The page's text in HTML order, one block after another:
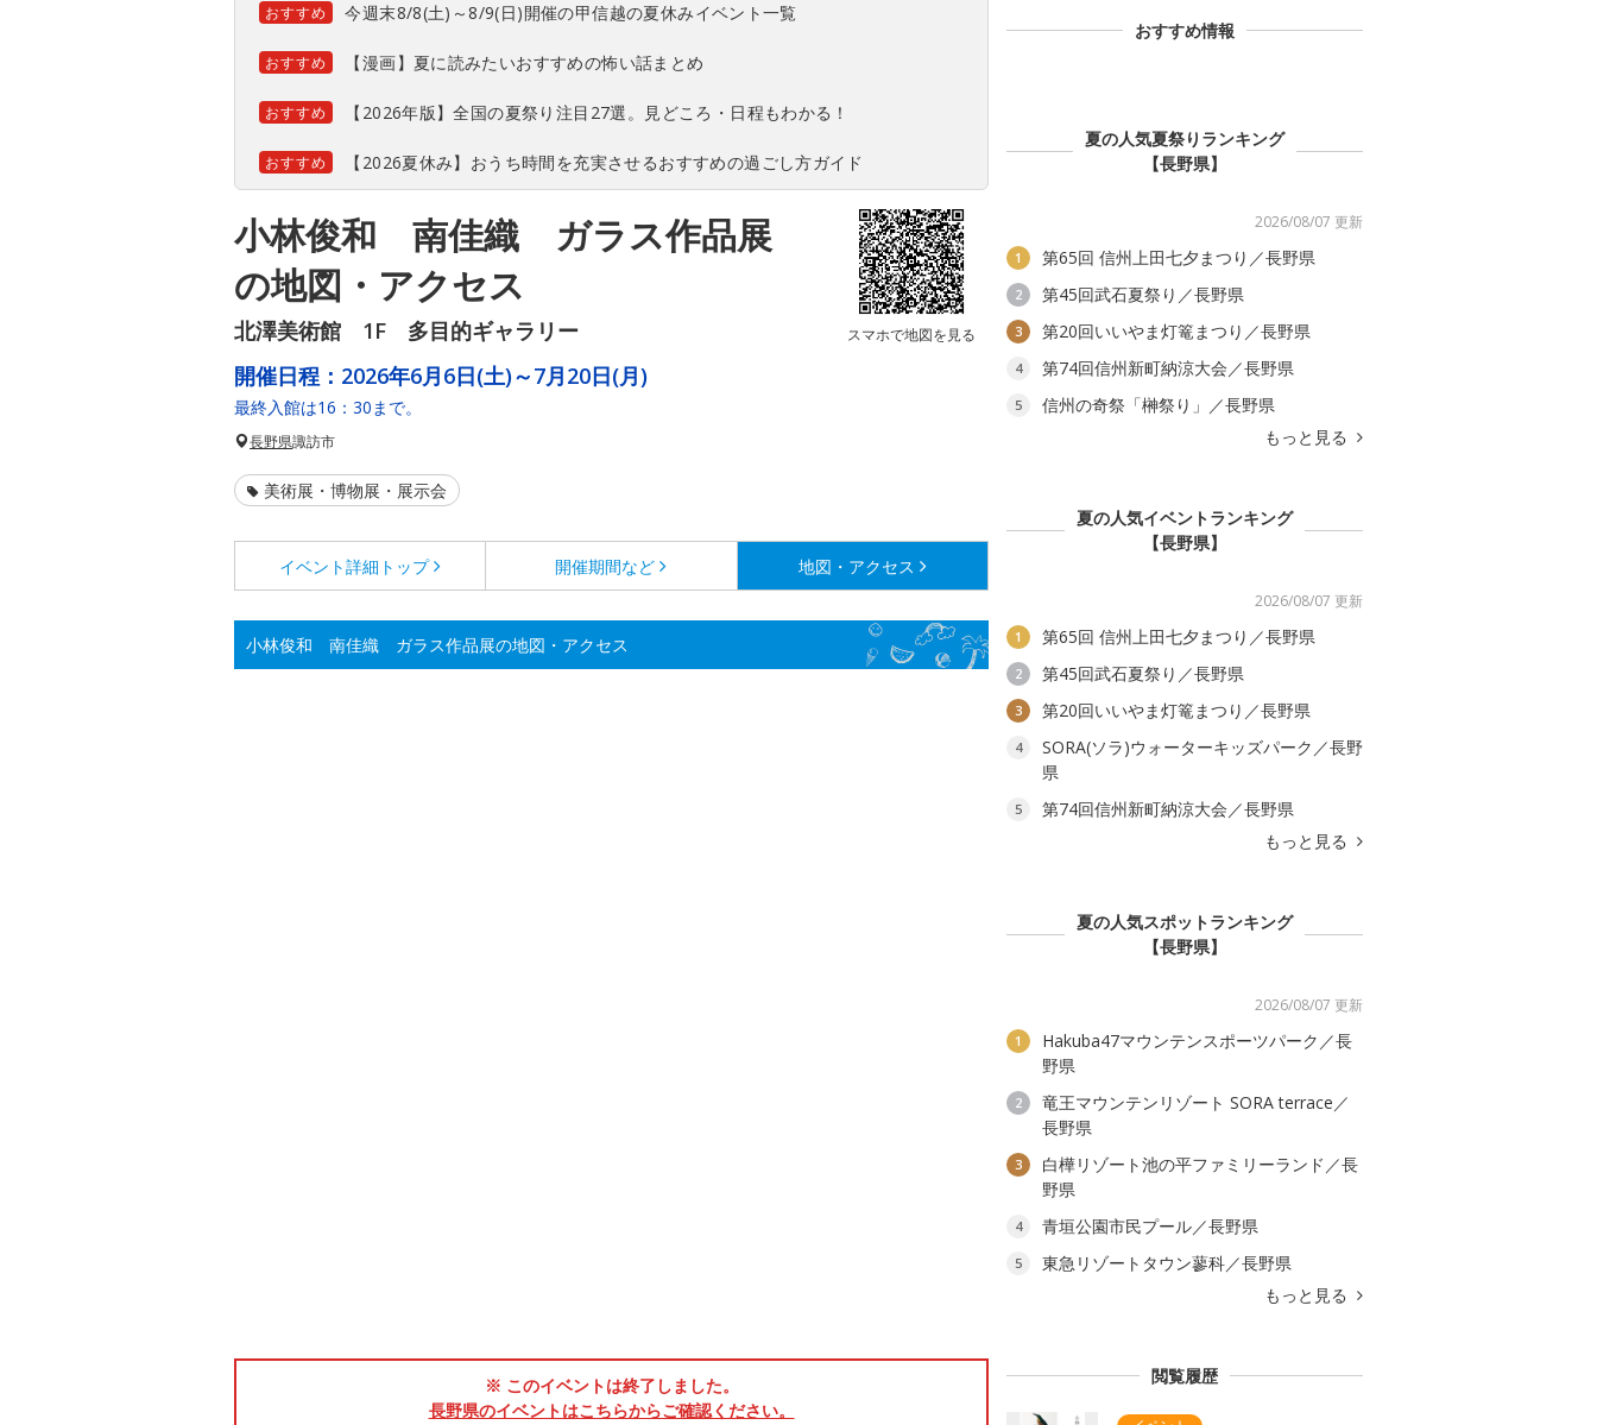
おすすめ 今週末8/8(土)～8/9(日)開催の甲信越の夏休みイベント一覧
おすすめ 【漫画】夏に読みたいおすすめの怖い話まとめ
おすすめ 【2026年版】全国の夏祭り注目27選。見どころ・日程もわかる！
おすすめ 【2026夏休み】おうち時間を充実させるおすすめの過ごし方ガイド
小林俊和 南佳織 ガラス作品展
の地図・アクセス
北澤美術館 1F 多目的ギャラリー スマホで地図を見る
開催日程： 2026年6月6日(土)～7月20日(月)
最終入館は16：30まで。
長野県諏訪市
美術展・博物展・展示会
イベント詳細 トップ 開催期間など 地図・アクセス
小林俊和 南佳織 ガラス作品展の地図・アクセス
※ このイベントは終了しました。
長野県のイベントはこちらからご確認ください。
おすすめ情報
夏の人気夏祭りランキング
【長野県】
2026/08/07 更新
1 第65回 信州上田七夕まつり／長野県
2 第45回武石夏祭り／長野県
3 第20回いいやま灯篭まつり／長野県
4 第74回信州新町納涼大会／長野県
5
信州の奇祭「榊祭り」／長野県
もっと見る
夏の人気イベントランキング
【長野県】
2026/08/07 更新
1 第65回 信州上田七夕まつり／長野県
2 第45回武石夏祭り／長野県
3 第20回いいやま灯篭まつり／長野県
4
SORA(ソラ)ウォーターキッズパーク／長野
県
5
第74回信州新町納涼大会／長野県
もっと見る
夏の人気スポットランキング
【長野県】
2026/08/07 更新
1
Hakuba47マウンテンスポーツパーク／長
野県
2
竜王マウンテンリゾート SORA terrace／
長野県
3
白樺リゾート池の平ファミリーランド／長
野県
4 青垣公園市民プール／長野県
5
東急リゾートタウン蓼科／長野県
もっと見る
閲覧履歴